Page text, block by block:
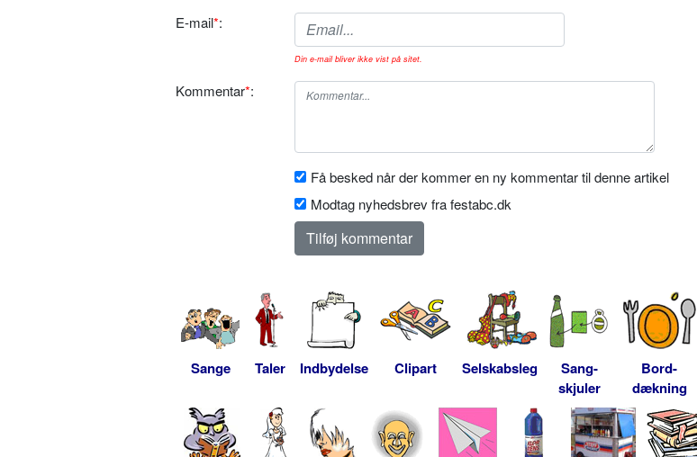
E-mail*:
Din e-mail bliver ikke vist på sitet.
Kommentar*:
Få besked når der kommer en ny kommentar til denne artikel
Modtag nyhedsbrev fra festabc.dk
Sange Taler Indbydelse Clipart Selskabsleg
Sang-
skjuler
Bord-
dækning